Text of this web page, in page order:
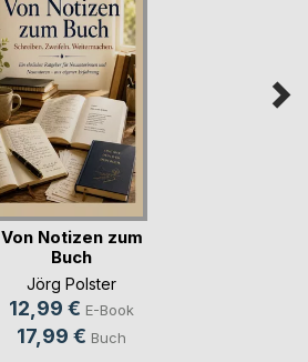
Von Notizen zum
Buch
Jörg Polster
12,99 € E-Book
17,99 € Buch